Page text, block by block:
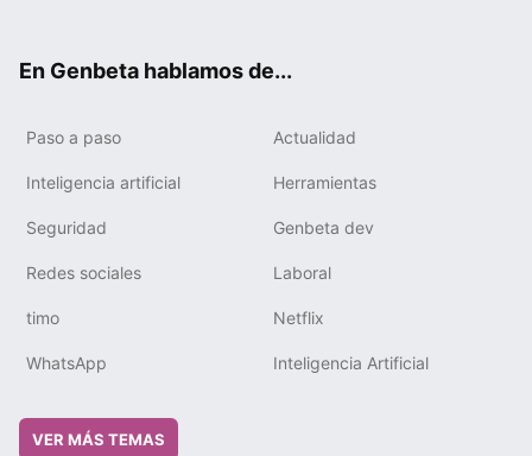
En Genbeta hablamos de...
Paso a paso Actualidad
Inteligencia artificial Herramientas
Seguridad Genbeta dev
Redes sociales Laboral
timo Netflix
WhatsApp Inteligencia Artificial
VER MÁS TEMAS